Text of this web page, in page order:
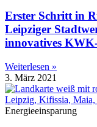
Erster Schritt in
Leipziger
innovatives
Weiterlesen »
3. März 2021
Energieeinsparung